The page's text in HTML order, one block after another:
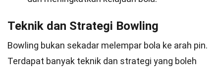
Teknik dan Strategi Bowling
Bowling bukan sekadar melempar bola ke arah pin.
Terdapat banyak teknik dan strategi yang boleh